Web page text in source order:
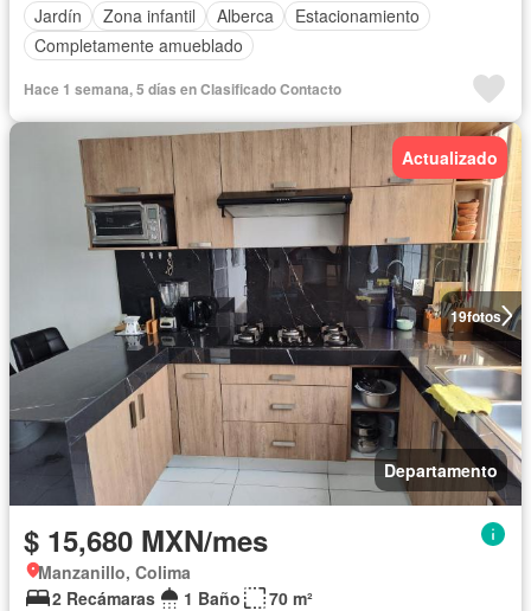
Jardín
Zona infantil Alberca
Estacionamiento
Completamente amueblado
Hace 1 semana, 5 días en Clasificado Contacto
19fotos
Actualizado
Departamento
$ 15,680 MXN/mes
Manzanillo, Colima
2 Recámaras
1 Baño
70 m²